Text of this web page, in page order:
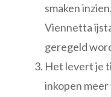
smaken
Viennetta
geregeld
Het levert je
inkopen meer